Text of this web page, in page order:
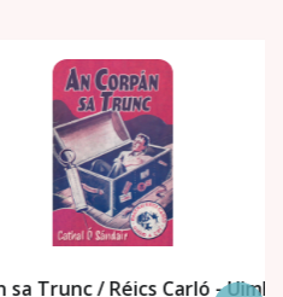
Carló - Uimhir a